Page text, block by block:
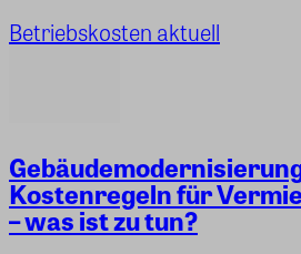
Betriebskosten aktuell
Kostenregeln für
– was ist zu tun?